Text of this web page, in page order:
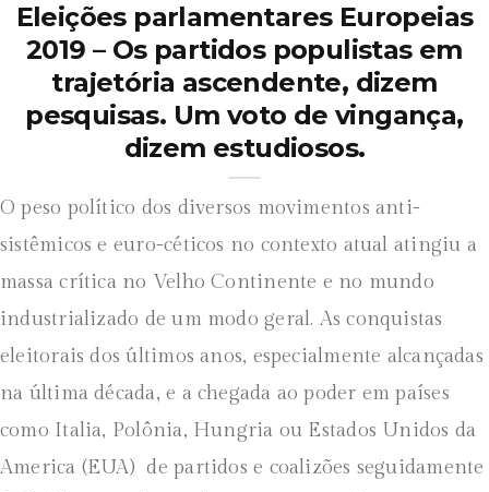
Eleições parlamentares Europeias
2019 – Os partidos populistas em
trajetória ascendente, dizem
pesquisas. Um voto de vingança,
dizem estudiosos.
O peso político dos diversos movimentos anti-
sistêmicos e euro-céticos no contexto atual atingiu a
massa crítica no Velho Continente e no mundo
industrializado de um modo geral. As conquistas
eleitorais dos últimos anos, especialmente alcançadas
na última década, e a chegada ao poder em países
como Italia, Polônia, Hungria ou Estados Unidos da
America (EUA) de partidos e coalizões seguidamente